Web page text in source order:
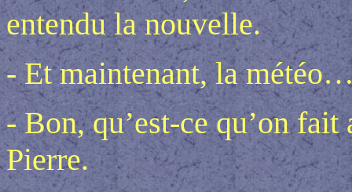
entendu la nouvelle.
- Et maintenant, la
- Bon, qu’est-ce qu’on
Pierre.